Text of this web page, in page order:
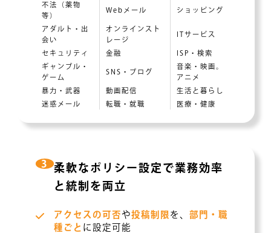
不法（薬物
等）
Webメール ショッピング
アダルト・出
会い
オンラインスト
レージ
ITサービス
セキュリティ 金融
ISP・検索
ギャンブル・
ゲーム
SNS・ブログ
音楽・映画。
アニメ
暴力・武器
動画配信
生活と暮らし
迷惑メール
転職・就職 医療・健康
3
柔軟なポリシー設定で業務効率
と統制を両立
アクセスの可否や投稿制限 を、部門・職
種ごと に設定可能